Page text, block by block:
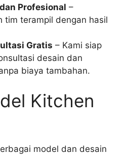
Profesional –
tim terampil dengan hasil
Gratis – Kami siap
desain dan
biaya tambahan.
Kitchen
model dan desain